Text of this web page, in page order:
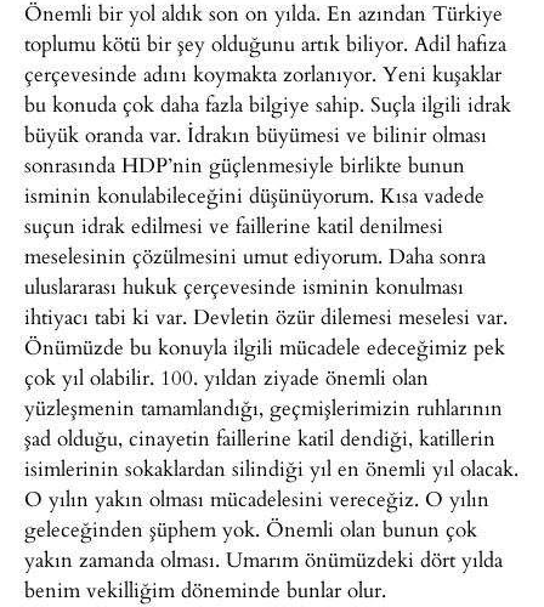
Önemli bir yol aldık son on yılda. En azından Türkiye
toplumu kötü bir şey olduğunu artık biliyor. Adil hafıza
çerçevesinde adını koymakta zorlanıyor. Yeni kuşaklar
bu konuda çok daha fazla bilgiye sahip. Suçla ilgili idrak
büyük oranda var. İdrakın büyümesi ve bilinir olması
sonrasında HDP’nin güçlenmesiyle birlikte bunun
isminin konulabileceğini düşünüyorum. Kısa vadede
suçun idrak edilmesi ve faillerine katil denilmesi
meselesinin çözülmesini umut ediyorum. Daha sonra
uluslararası hukuk çerçevesinde isminin konulması
ihtiyacı tabi ki var. Devletin özür dilemesi meselesi var.
Önümüzde bu konuyla ilgili mücadele edeceğimiz pek
çok yıl olabilir. 100. yıldan ziyade önemli olan
yüzleşmenin tamamlandığı, geçmişlerimizin ruhlarının
şad olduğu, cinayetin faillerine katil dendiği, katillerin
isimlerinin sokaklardan silindiği yıl en önemli yıl olacak.
O yılın yakın olması mücadelesini vereceğiz. O yılın
geleceğinden şüphem yok. Önemli olan bunun çok
yakın zamanda olması. Umarım önümüzdeki dört yılda
benim vekilliğim döneminde bunlar olur.